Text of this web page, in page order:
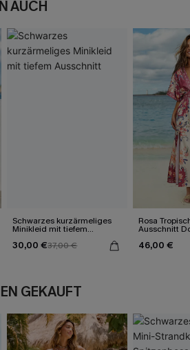
AUCH
Schwarzes kurzärmeliges
Minikleid mit tiefem
30,00 €37,00 €
Rosa
Ausschnitt
46,00 €
GEKAUFT